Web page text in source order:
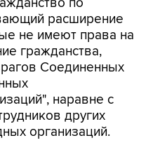
расширение
не имеют права на
гражданства,
Соединенных
наравне с
других
организаций.